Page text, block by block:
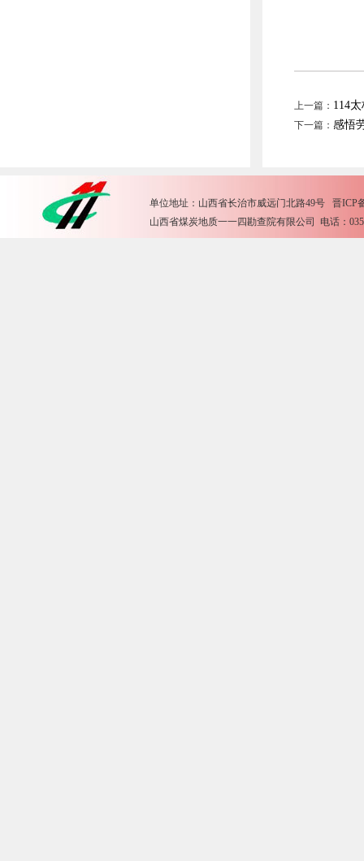
上一篇： 114
下一篇： 感悟
单位地址：山西省长治市威远门北路49号 晋ICP
山西省煤炭地质一一四勘查院有限公司 电话：